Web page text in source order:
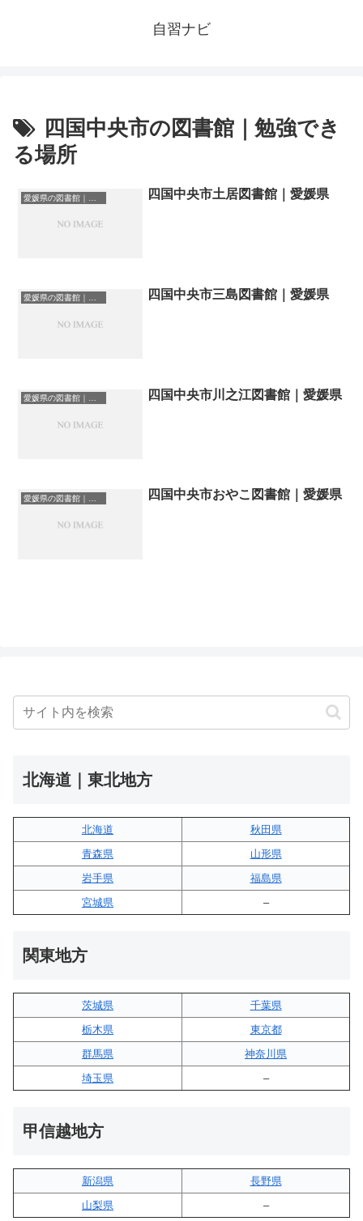
自習ナビ
四国中央市の図書館｜勉強でき
る場所
四国中央市土居図書館｜愛媛県
愛媛県の図書館｜勉強できる場所 四国中央市三島図書館｜愛媛県
四国中央市川之江図書館｜愛媛県
四国中央市おやこ図書館｜愛媛県
北海道｜東北地方
北海道
秋田県
青森県
山形県
岩手県
福島県
宮城県
–
関東地方
茨城県
千葉県
栃木県
東京都
群馬県
神奈川県
埼玉県
–
甲信越地方
新潟県
長野県
山梨県
–